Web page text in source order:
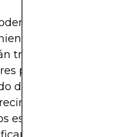
resolver
que usamos
trazando un nuevo
prominentes y
de bonos verdes
continúo. En
es apostar por una